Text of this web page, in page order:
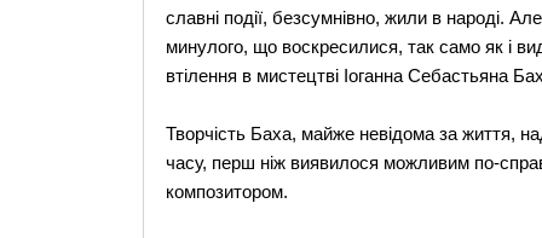
славні події, безсумнівно, жили в народі.
минулого, що воскресилися, так само як і
втілення в мистецтві Іоганна Себастьяна
Творчість Баха, майже невідома за життя,
часу, перш ніж виявилося можливим по-
композитором.